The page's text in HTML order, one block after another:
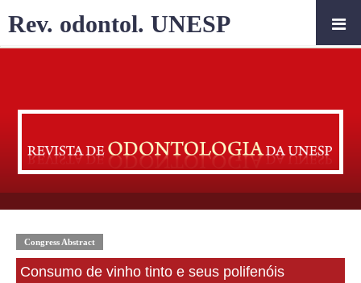
Congress Abstract
Consumo de vinho tinto e seus polifenóis
Rev. odontol. UNESP